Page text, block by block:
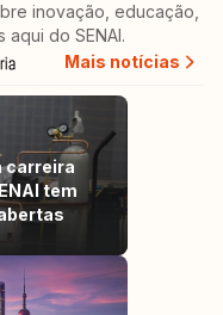
inovação, educação,
do SENAI.
Mais notícias
carreira
tem